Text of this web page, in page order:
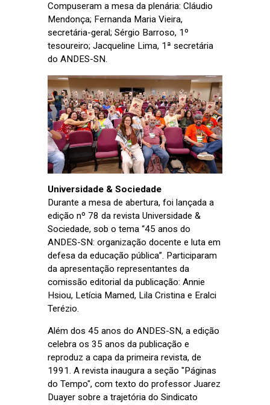
Compuseram a mesa da plenária: Cláudio
Mendonça; Fernanda Maria Vieira,
secretária-geral; Sérgio Barroso, 1º
tesoureiro; Jacqueline Lima, 1ª secretária
do ANDES-SN.
Universidade & Sociedade
Durante a mesa de abertura, foi lançada a
edição nº 78 da revista Universidade &
Sociedade, sob o tema “45 anos do
ANDES-SN: organização docente e luta em
defesa da educação pública”. Participaram
da apresentação representantes da
comissão editorial da publicação: Annie
Hsiou, Letícia Mamed, Lila Cristina e Eralci
Terézio.
Além dos 45 anos do ANDES-SN, a edição
celebra os 35 anos da publicação e
reproduz a capa da primeira revista, de
1991. A revista inaugura a seção "Páginas
do Tempo", com texto do professor Juarez
Duayer sobre a trajetória do Sindicato